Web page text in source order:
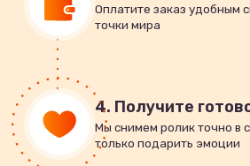
Оплатите заказ удобным
точки мира
4. Получите
Мы снимем ролик точно в
только подарить эмоции